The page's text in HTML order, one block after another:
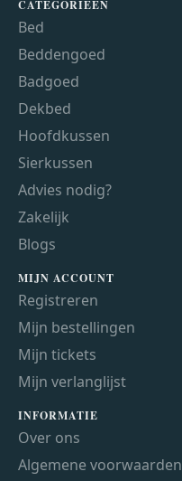
CATEGORIEËN
Bed
Beddengoed
Badgoed
Dekbed
Hoofdkussen
Sierkussen
Advies nodig?
Zakelijk
Blogs
MIJN ACCOUNT
Registreren
Mijn bestellingen
Mijn tickets
Mijn verlanglijst
INFORMATIE
Over ons
Algemene voorwaarden